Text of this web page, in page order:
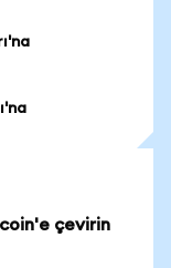
çevirin